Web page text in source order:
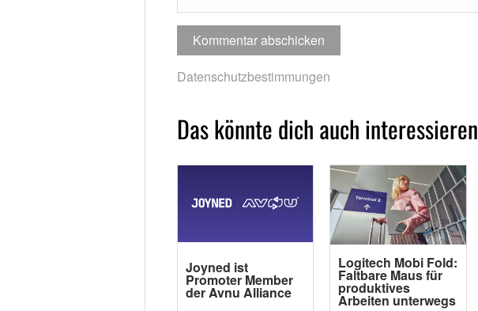
Datenschutzbestimmungen
Das könnte dich auch interessieren
Joyned ist
Promoter Member
der Avnu Alliance
Logitech Mobi Fold:
Faltbare Maus für
produktives
Arbeiten unterwegs